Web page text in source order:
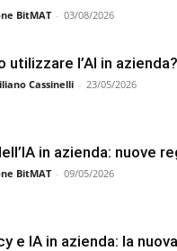
BitMAT - 03/08/2026
utilizzare l’AI in azienda?
Cassinelli - 23/05/2026
in azienda: nuove
BitMAT - 09/05/2026
e IA in azienda: la